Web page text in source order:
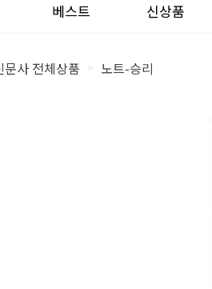
베스트 신상품
문사 전체상품 > 노트-승리